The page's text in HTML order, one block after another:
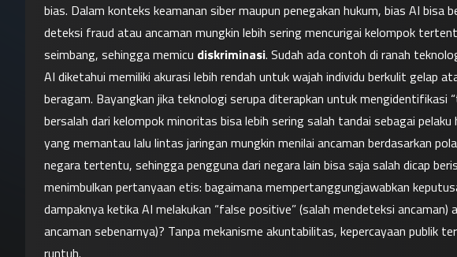
bias. Dalam konteks keamanan siber maupun penegakan hukum, bias AI
deteksi fraud atau ancaman mungkin lebih sering mencurigai kelompok
seimbang, sehingga memicu diskriminasi. Sudah ada contoh di ranah
AI diketahui memiliki akurasi lebih rendah untuk wajah individu berkulit gelap
beragam. Bayangkan jika teknologi serupa diterapkan untuk mengidentifikasi
bersalah dari kelompok minoritas bisa lebih sering salah tandai sebagai
yang memantau lalu lintas jaringan mungkin menilai ancaman berdasarkan
negara tertentu, sehingga pengguna dari negara lain bisa saja salah dicap
menimbulkan pertanyaan etis: bagaimana mempertanggungjawabkan
dampaknya ketika AI melakukan “false positive” (salah mendeteksi
ancaman sebenarnya)? Tanpa mekanisme akuntabilitas, kepercayaan publik
runtuh.